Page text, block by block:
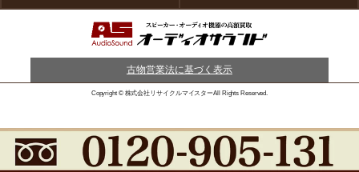
古物営業法に基づく表示
Copyright © 株式会社リサイクルマイスターAll Rights Reserved.